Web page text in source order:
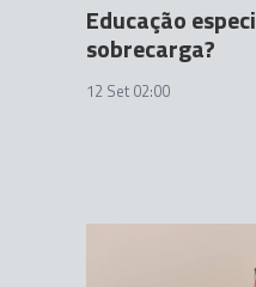
Educação
sobrecarga?
12 Set 02:00